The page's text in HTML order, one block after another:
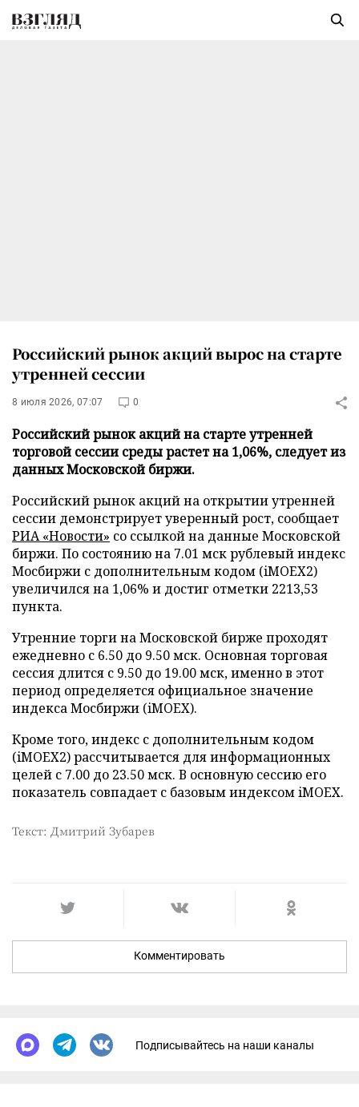
Российский рынок акций вырос на старте
утренней сессии
8 июля 2026, 07:07 0
Российский рынок акций на старте утренней
торговой сессии среды растет на 1,06%, следует из
данных Московской биржи.
Российский рынок акций на открытии утренней
сессии демонстрирует уверенный рост, сообщает
РИА «Новости» со ссылкой на данные Московской
биржи. По состоянию на 7.01 мск рублевый индекс
Мосбиржи с дополнительным кодом (iMOEX2)
увеличился на 1,06% и достиг отметки 2213,53
пункта.
Утренние торги на Московской бирже проходят
ежедневно с 6.50 до 9.50 мск. Основная торговая
сессия длится с 9.50 до 19.00 мск, именно в этот
период определяется официальное значение
индекса Мосбиржи (iMOEX).
Кроме того, индекс с дополнительным кодом
(iMOEX2) рассчитывается для информационных
целей с 7.00 до 23.50 мск. В основную сессию его
показатель совпадает с базовым индексом iMOEX.
Текст: Дмитрий Зубарев
Комментировать
Подписывайтесь на наши каналы